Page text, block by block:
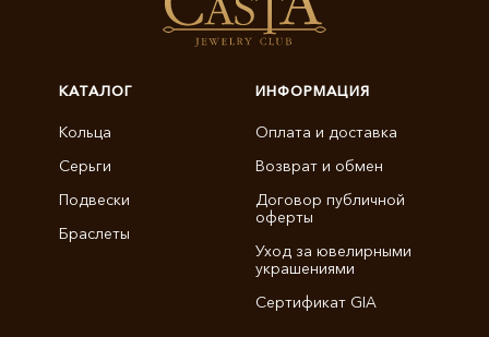
КАТАЛОГ
Кольца
Серьги
Подвески
Браслеты
ИНФОРМАЦИЯ
Оплата и доставка
Возврат и обмен
Договор публичной
оферты
Уход за ювелирными
украшениями
Сертификат GIA